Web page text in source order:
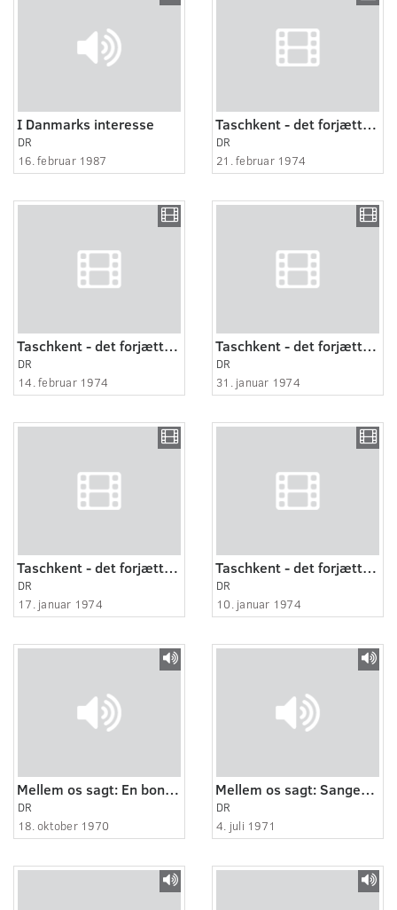
I Danmarks interesse
DR
16. februar 1987
Taschkent - det forjættede land 7:8
DR
21. februar 1974
Taschkent - det forjættede land 6:8
DR
14. februar 1974
Taschkent - det forjættede land 4:8
DR
31. januar 1974
Taschkent - det forjættede land 2:8
DR
17. januar 1974
Taschkent - det forjættede land 1:8
DR
10. januar 1974
Mellem os sagt: En bonde skifter spor
DR
18. oktober 1970
Mellem os sagt: Sanger-Poul
DR
4. juli 1971